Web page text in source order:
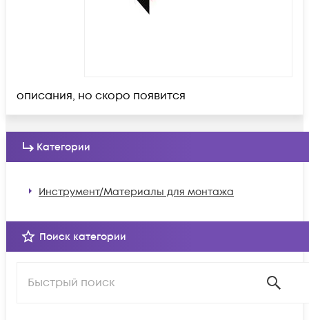
описания, но скоро появится
Категории
Инструмент/Материалы для монтажа
Поиск категории